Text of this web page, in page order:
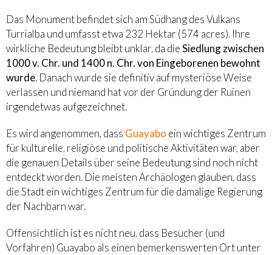
Das Monument befindet sich am Südhang des Vulkans
Turrialba und umfasst etwa 232 Hektar (574 acres). Ihre
wirkliche Bedeutung bleibt unklar, da dieSiedlung zwischen
1000 v. Chr. und 1400 n. Chr. von Eingeborenen bewohnt
wurde. Danach wurde sie definitiv auf mysteriöse Weise
verlassen und niemand hat vor der Gründung der Ruinen
irgendetwas aufgezeichnet.
Es wird angenommen, dass Guayabo ein wichtiges Zentrum
für kulturelle, religiöse und politische Aktivitäten war, aber
die genauen Details über seine Bedeutung sind noch nicht
entdeckt worden. Die meisten Archäologen glauben, dass
die Stadt ein wichtiges Zentrum für die damalige Regierung
der Nachbarn war.
Offensichtlich ist es nicht neu, dass Besucher (und
Vorfahren) Guayabo als einen bemerkenswerten Ort unter